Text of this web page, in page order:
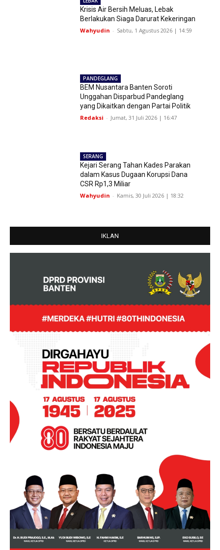
Krisis Air Bersih Meluas, Lebak
Berlakukan Siaga Darurat Kekeringan
Wahyudin - Sabtu, 1 Agustus 2026 | 14:59
PANDEGLANG
BEM Nusantara Banten Soroti
Unggahan Disparbud Pandeglang
yang Dikaitkan dengan Partai Politik
Redaksi - Jumat, 31 Juli 2026 | 16:47
SERANG
Kejari Serang Tahan Kades Parakan
dalam Kasus Dugaan Korupsi Dana
CSR Rp1,3 Miliar
Wahyudin - Kamis, 30 Juli 2026 | 18:32
IKLAN